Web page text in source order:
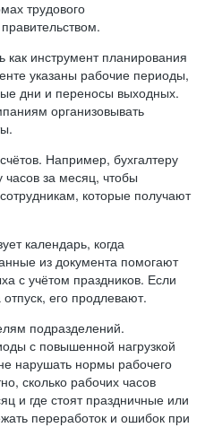
трудового
как инструмент планирования
указаны рабочие периоды,
дни и переносы выходных.
организовывать
Например, бухгалтеру
за месяц, чтобы
которые получают
календарь, когда
из документа помогают
с учётом праздников. Если
его продлевают.
подразделений.
с повышенной нагрузкой
нарушать нормы рабочего
сколько рабочих часов
и где стоят праздничные или
переработок и ошибок при